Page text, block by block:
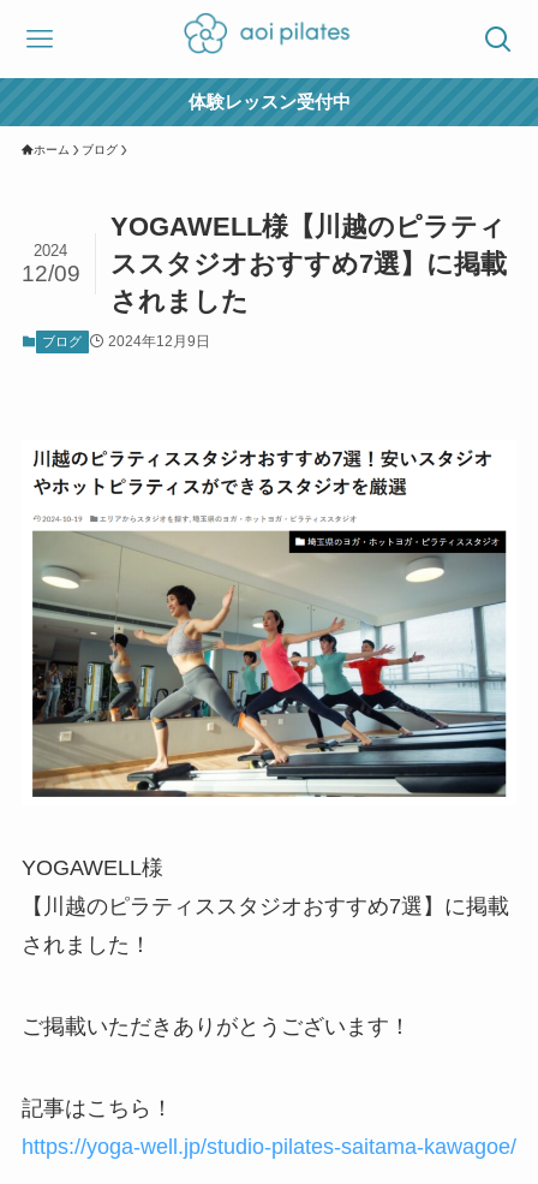
体験レッスン受付中
ホーム ブログ
YOGAWELL様【川越のピラティ
ススタジオおすすめ7選】に掲載
されました
2024
12/09
ブログ 2024年12月9日
YOGAWELL様
【川越のピラティススタジオおすすめ7選】に掲載
されました！
ご掲載いただきありがとうございます！
記事はこちら！
https://yoga-well.jp/studio-pilates-saitama-kawagoe/